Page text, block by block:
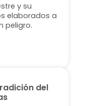
y su
elaborados a
peligro.
del